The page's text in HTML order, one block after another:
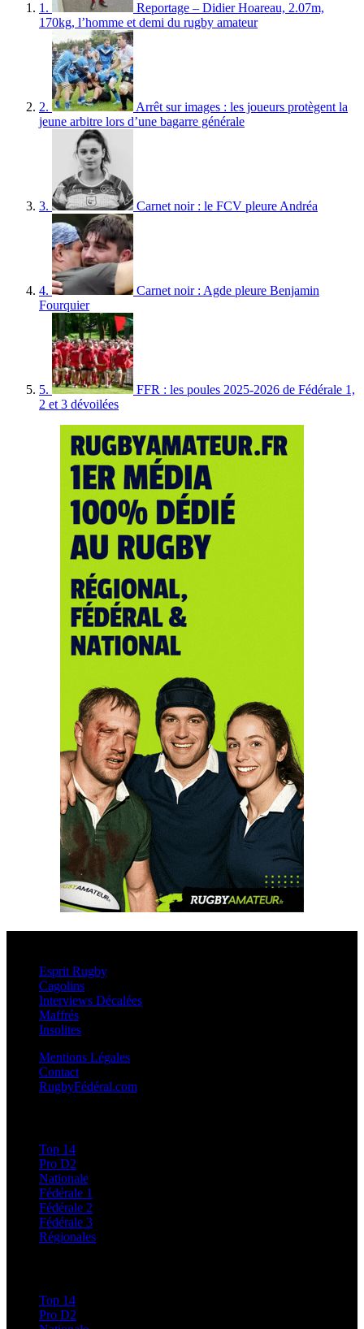
1.
Reportage – Didier Hoareau, 2.07m,
170kg, l’homme et demi du rugby amateur
2.
Arrêt sur images : les joueurs protègent la
jeune arbitre lors d’une bagarre générale
3. Carnet noir : le FCV pleure Andréa
4.
Carnet noir : Agde pleure Benjamin
Fourquier
5.
FFR : les poules 2025-2026 de Fédérale 1,
2 et 3 dévoilées
Esprit Rugby
Cagolins
Interviews Décalées
Maffrés
Insolites
Mentions Légales
Contact
RugbyFédéral.com
Top 14
Pro D2
Nationale
Fédérale 1
Fédérale 2
Fédérale 3
Régionales
Top 14
Pro D2